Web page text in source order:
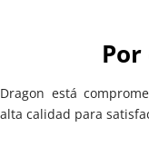
Dragon está
alta calidad para